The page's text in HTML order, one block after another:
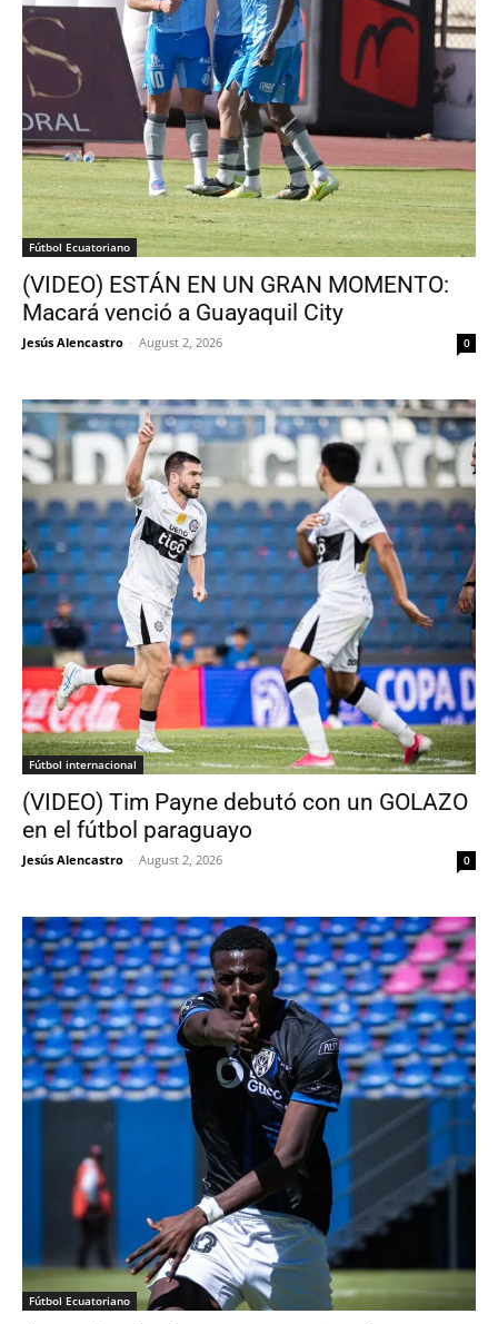
Fútbol Ecuatoriano
(VIDEO) ESTÁN EN UN GRAN MOMENTO:
Macará venció a Guayaquil City
Jesús Alencastro - August 2, 2026 0
Fútbol internacional
(VIDEO) Tim Payne debutó con un GOLAZO
en el fútbol paraguayo
Jesús Alencastro - August 2, 2026 0
Fútbol Ecuatoriano